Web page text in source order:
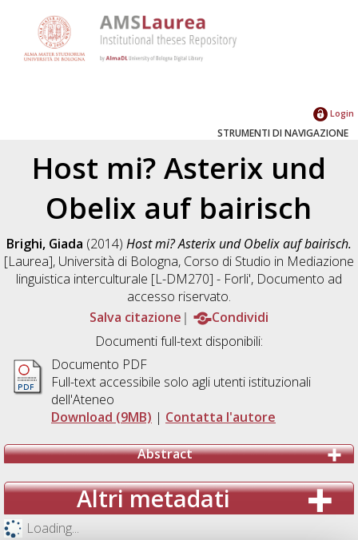
Login
STRUMENTI DI NAVIGAZIONE
Host mi? Asterix und
Obelix auf bairisch
Brighi, Giada (2014) Host mi? Asterix und Obelix auf bairisch.
[Laurea], Università di Bologna, Corso di Studio in Mediazione
linguistica interculturale [L-DM270] - Forli', Documento ad
accesso riservato.
Salva citazione
Condividi
Documenti full-text disponibili:
Documento PDF
Full-text accessibile solo agli utenti istituzionali
dell'Ateneo
Download (9MB) | Contatta l'autore
Abstract
Altri metadati
Loading...